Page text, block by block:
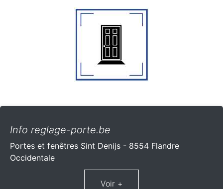
Info reglage-porte.be
Portes et fenêtres Sint Denijs - 8554 Flandre
Occidentale